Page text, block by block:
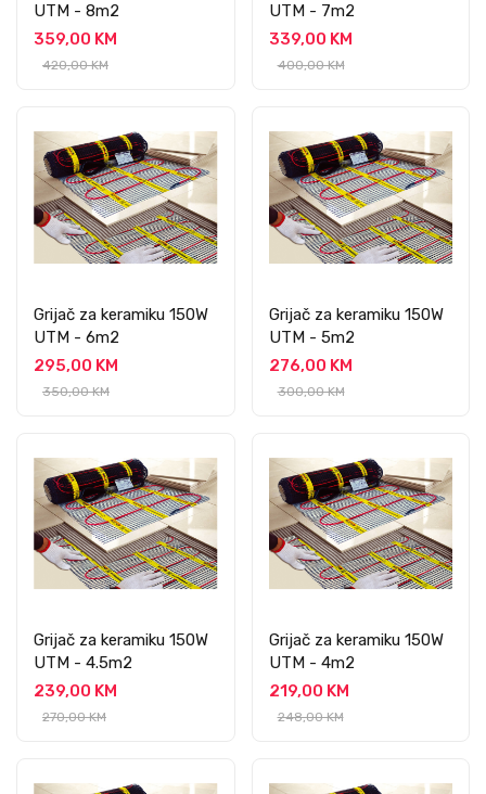
UTM - 8m2
359,00 KM
420,00 KM
UTM - 7m2
339,00 KM
400,00 KM
Grijač za keramiku 150W
UTM - 6m2
295,00 KM
350,00 KM
Grijač za keramiku 150W
UTM - 5m2
276,00 KM
300,00 KM
Grijač za keramiku 150W
UTM - 4.5m2
239,00 KM
270,00 KM
Grijač za keramiku 150W
UTM - 4m2
219,00 KM
248,00 KM